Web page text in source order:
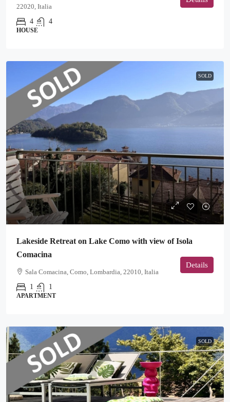
22020, Italia
4
4
HOUSE
SOLD
Lakeside Retreat on Lake Como with view of Isola
Comacina
Sala Comacina, Como, Lombardia, 22010, Italia
1
1
APARTMENT
Details
SOLD